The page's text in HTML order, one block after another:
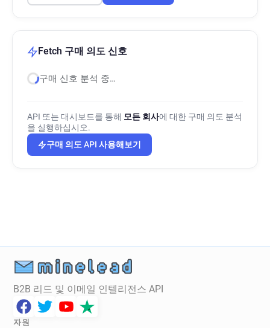
Fetch 구매 의도 신호
구매 신호 분석 중…
API 또는 대시보드를 통해 모든 회사에 대한 구매 의도 분석
을 실행하십시오.
구매 의도 API 사용해보기
B2B 리드 및 이메일 인텔리전스 API
자원